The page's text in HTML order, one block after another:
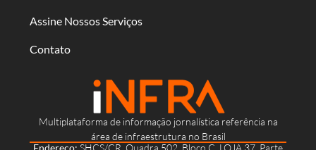
Multiplataforma de informação jornalística referência na
área de infraestrutura no Brasil
Endereço: SHCS/CR, Quadra 502, Bloco C, LOJA 37, Parte
Assine Nossos Serviços
Contato